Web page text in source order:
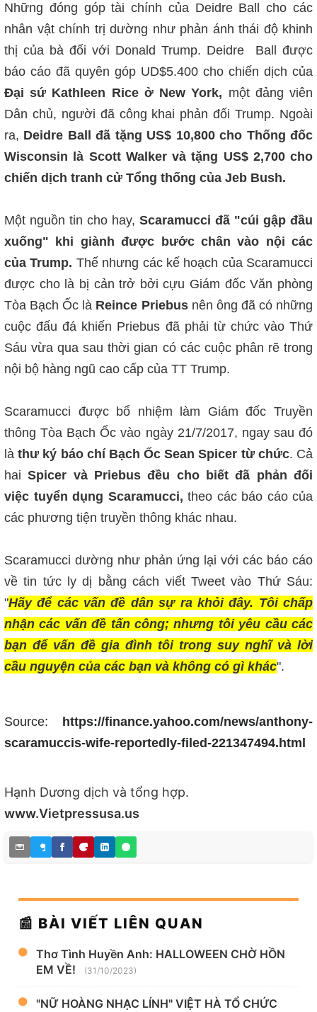
Những đóng góp tài chính của Deidre Ball cho các
nhân vật chính trị dường như phản ánh thái độ khinh
thị của bà đối với Donald Trump. Deidre
Ball được
báo cáo đã quyên góp UD$5.400 cho chiến dịch của
Đại sứ Kathleen Rice ở New York, một đảng viên
Dân chủ, người đã công khai phản đối Trump. Ngoài
ra, Deidre Ball đã tặng US$ 10,800 cho Thống đốc
Wisconsin là Scott Walker và tặng US$ 2,700 cho
chiến dịch tranh cử Tổng thống của Jeb Bush.
Một nguồn tin cho hay, Scaramucci đã "cúi gập đầu
xuống" khi giành được bước chân vào nội các
của Trump. Thế nhưng các kế hoạch của Scaramucci
được cho là bị cản trở bởi cựu Giám đốc Văn phòng
Tòa Bạch Ốc là Reince Priebusnên ông đã có những
cuộc đấu đá khiến Priebus đã phải từ chức vào Thứ
Sáu vừa qua sau thời gian có các cuộc phân rẽ trong
nội bộ hàng ngũ cao cấp của TT Trump.
Scaramucci được bổ nhiệm làm Giám đốc Truyền
thông Tòa Bạch Ốc vào ngày 21/7/2017, ngay sau đó
làthư ký báo chí Bạch Ốc Sean Spicer từ chức. Cả
haiSpicer và Priebus đều cho biết đã phản đối
việc tuyển dụng Scaramucci, theo các báo cáo của
các phương tiện truyền thông khác nhau.
Scaramucci dường như phản ứng lại với các báo cáo
về tin tức ly dị bằng cách viết Tweet vào Thứ Sáu:
"Hãy để các vấn đề dân sự ra khỏi đây. Tôi chấp
nhận các vấn đề tấn công; nhưng tôi yêu cầu các
bạn để vấn đề gia đình tôi trong suy nghĩ và lời
cầu nguyện của các bạn và không có gì khác".
Source:
https://finance.yahoo.com/news/anthony-
scaramuccis-wife-reportedly-filed-221347494.html
Hạnh Dương dịch và tổng hợp.
www.Vietpressusa.us
📰 BÀI VIẾT LIÊN QUAN
Thơ Tình Huyền Anh: HALLOWEEN CHỜ HỒN
EM VỀ!
(31/10/2023)
"NỮ HOÀNG NHẠC LÍNH" VIỆT HÀ TỔ CHỨC